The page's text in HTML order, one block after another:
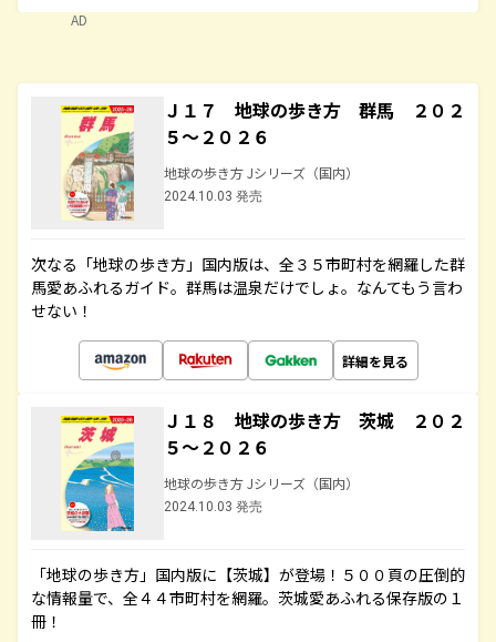
AD
Ｊ１７ 地球の歩き方 群馬 ２０２
５～２０２６
地球の歩き方 Jシリーズ（国内）
2024.10.03 発売
次なる「地球の歩き方」国内版は、全３５市町村を網羅した群
馬愛あふれるガイド。群馬は温泉だけでしょ。なんてもう言わ
せない！
詳細を見る
Ｊ１８ 地球の歩き方 茨城 ２０２
５～２０２６
地球の歩き方 Jシリーズ（国内）
2024.10.03 発売
「地球の歩き方」国内版に【茨城】が登場！５００頁の圧倒的
な情報量で、全４４市町村を網羅。茨城愛あふれる保存版の１
冊！